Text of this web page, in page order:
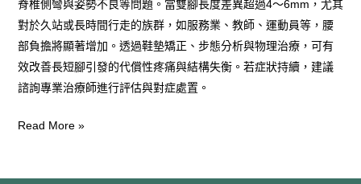
脊椎側彎與姿勢不良等問題。當雙腳長度差異超過4～6mm，尤其
對於久站或長時間行走的族群，如服務業、教師、運動員等，腰
部負擔將顯著增加。透過鞋墊矯正、步態分析與物理治療，可有
效改善長短腳引發的代償性疼痛與結構失衡。若症狀持續，建議
諮詢專業治療師進行評估與對症處置。
步
態
異
常
的
形
Read More »